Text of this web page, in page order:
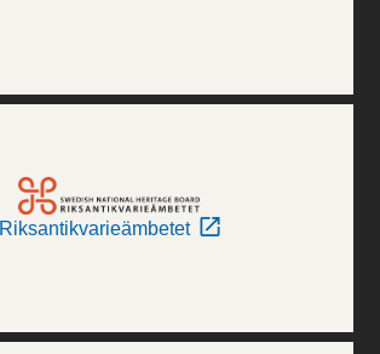
Riksantikvarieämbetet